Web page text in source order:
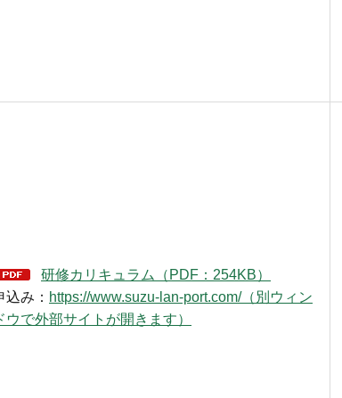
研修カリキュラム（PDF：254KB）
込み： https://www.suzu-lan-port.com/（別ウィン
ウで外部サイトが開きます）